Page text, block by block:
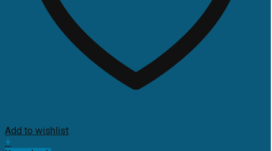
Add to wishlist
+